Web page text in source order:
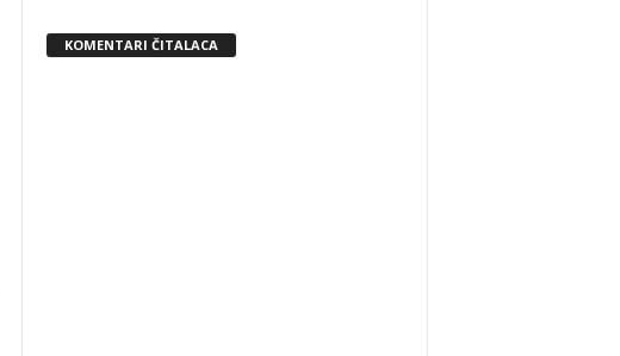
KOMENTARI ČITALACA